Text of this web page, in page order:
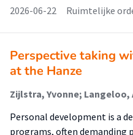
2026-06-22
Ruimtelijke
Perspective taking
at the Hanze
Personal development is a
programs, often